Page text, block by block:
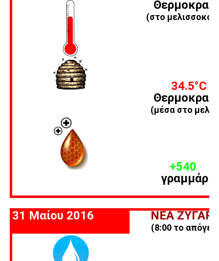
(στο
34.5°C
(μέσα στο
+540
γραμμάρια
31 Μαίου 2016 ΝΕΑ
(8:00 το